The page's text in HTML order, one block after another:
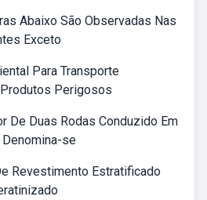
Abaixo São Observadas Nas
Exceto
Para Transporte
Perigosos
De Duas Rodas Conduzido Em
se
Revestimento Estratificado